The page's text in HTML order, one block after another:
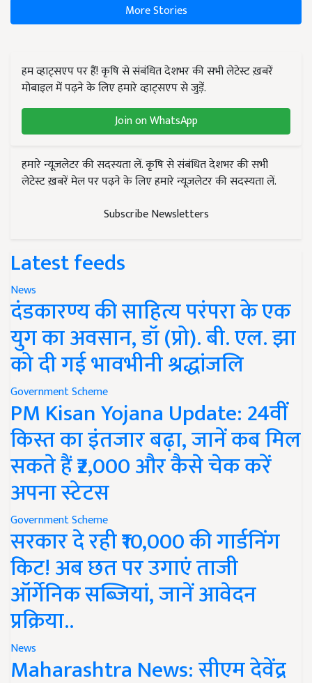
More Stories
हम व्हाट्सएप पर हैं! कृषि से संबंधित देशभर की सभी लेटेस्ट ख़बरें
मोबाइल में पढ़ने के लिए हमारे व्हाट्सएप से जुड़ें.
Join on WhatsApp
हमारे न्यूज़लेटर की सदस्यता लें. कृषि से संबंधित देशभर की सभी
लेटेस्ट ख़बरें मेल पर पढ़ने के लिए हमारे न्यूज़लेटर की सदस्यता लें.
Subscribe Newsletters
Latest feeds
News
दंडकारण्य की साहित्य परंपरा के एक
युग का अवसान, डॉ (प्रो). बी. एल. झा
को दी गई भावभीनी श्रद्धांजलि
Government Scheme
PM Kisan Yojana Update: 24वीं
किस्त का इंतजार बढ़ा, जानें कब मिल
सकते हैं ₹2,000 और कैसे चेक करें
अपना स्टेटस
Government Scheme
सरकार दे रही ₹10,000 की गार्डनिंग
किट! अब छत पर उगाएं ताजी
ऑर्गेनिक सब्जियां, जानें आवेदन
प्रक्रिया..
News
Maharashtra News: सीएम देवेंद्र